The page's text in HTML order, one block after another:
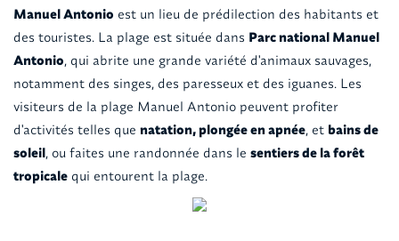
Manuel Antonio est un lieu de prédilection des habitants et
des touristes. La plage est située dans Parc national Manuel
Antonio, qui abrite une grande variété d'animaux sauvages,
notamment des singes, des paresseux et des iguanes. Les
visiteurs de la plage Manuel Antonio peuvent profiter
d'activités telles que natation, plongée en apnée, et bains de
soleil, ou faites une randonnée dans le sentiers de la forêt
tropicalequi entourent la plage.